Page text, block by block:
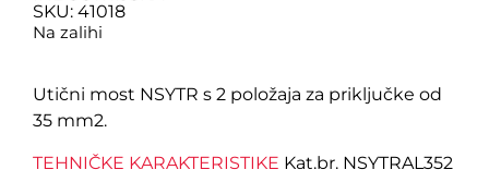
SKU: 41018
Na zalihi
Utični most NSYTR s 2 položaja za priključke od
35 mm2.
TEHNIČKE KARAKTERISTIKE Kat.br. NSYTRAL352